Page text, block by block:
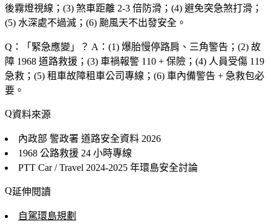
後霧燈視線；(3) 煞車距離 2-3 倍防滑；(4) 避免突急煞打滑；
(5) 水深處不過滅；(6) 颱風天不出發安全。
Q：「 緊急應變 」？ A：(1) 爆胎慢停路肩、三角警告；(2) 故
障 1968 道路救援；(3) 車禍報警 110 + 保險；(4) 人員受傷 119
急救；(5) 租車故障租車公司專線；(6) 車內備警告 + 急救包必
要。
資料來源
內政部 警政署 道路安全資料 2026
1968 公路救援 24 小時專線
PTT Car / Travel 2024-2025 年環島安全討論
延伸閱讀
自駕環島規劃